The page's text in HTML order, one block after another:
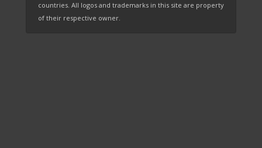
countries. All logos and trademarks in this site are property
of their respective owner.